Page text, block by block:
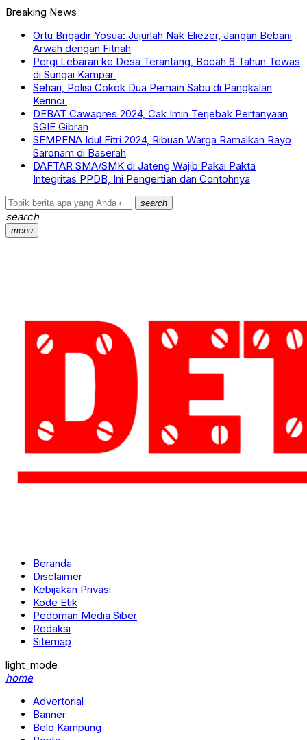
Breaking News
Ortu Brigadir Yosua: Jujurlah Nak Eliezer, Jangan Bebani
Arwah dengan Fitnah
Pergi Lebaran ke Desa Terantang, Bocah 6 Tahun Tewas
di Sungai Kampar
Sehari, Polisi Cokok Dua Pemain Sabu di Pangkalan
Kerinci
DEBAT Cawapres 2024, Cak Imin Terjebak Pertanyaan
SGIE Gibran
SEMPENA Idul Fitri 2024, Ribuan Warga Ramaikan Rayo
Saronam di Baserah
DAFTAR SMA/SMK di Jateng Wajib Pakai Pakta
Integritas PPDB, Ini Pengertian dan Contohnya
search
search
menu
Beranda
Disclaimer
Kebijakan Privasi
Kode Etik
Pedoman Media Siber
Redaksi
Sitemap
light_mode
home
Advertorial
Banner
Belo Kampung